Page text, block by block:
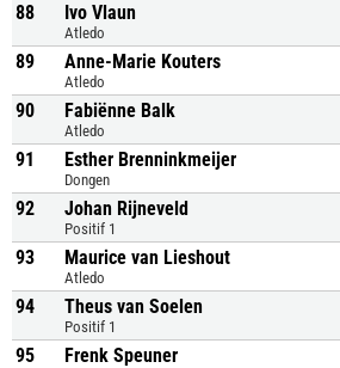
88 Ivo Vlaun
Atledo
89 Anne-Marie Kouters
Atledo
90 Fabiënne Balk
Atledo
91 Esther Brenninkmeijer
Dongen
92 Johan Rijneveld
Positif 1
93 Maurice van Lieshout
Atledo
94 Theus van Soelen
Positif 1
95 Frenk Speuner